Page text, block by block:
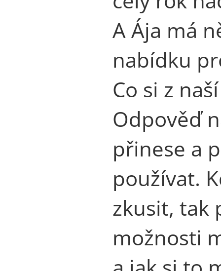
A Ája má
nabídku
Co si z
Odpověď
přinese a
používat.
zkusit, tak
možnosti